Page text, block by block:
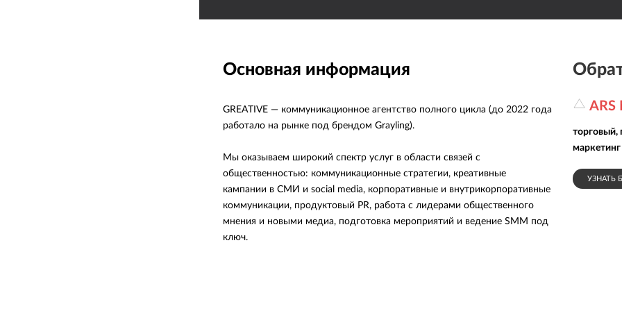
Основная информация
GREATIVE — коммуникационное агентство полного цикла (до 2022 года
работало на рынке под брендом Grayling).
Мы оказываем широкий спектр услуг в области связей с
общественностью: коммуникационные стратегии, креативные
кампании в СМИ и social media, корпоративные и внутрикорпоративные
коммуникации, продуктовый PR, работа с лидерами общественного
мнения и новыми медиа, подготовка мероприятий и ведение SMM под
ключ.
ARS
торговый,
маркетинг
УЗНАТЬ